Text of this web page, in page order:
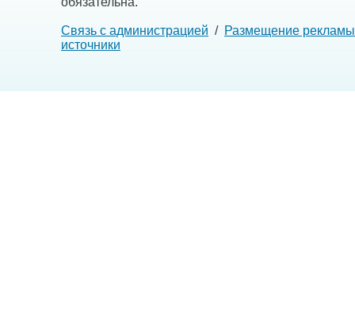
Связь с администрацией / Размещение рекламы
источники